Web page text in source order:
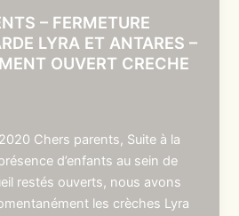
– FERMETURE
LYRA ET ANTARES –
OUVERT CRECHE
Chers parents, Suite à la
d’enfants au sein de
restés ouverts, nous avons
les crèches Lyra